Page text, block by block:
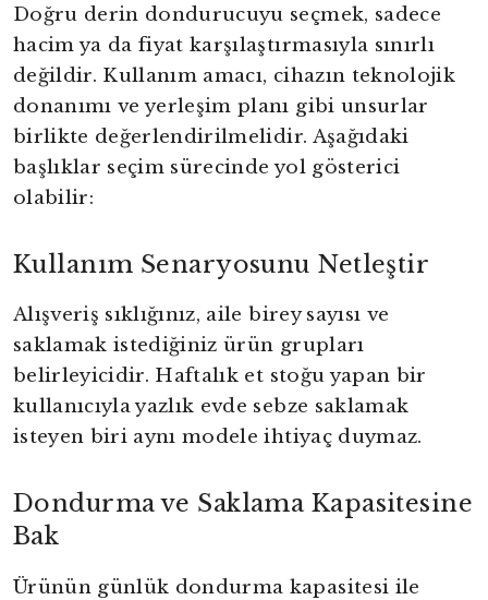
Doğru derin dondurucuyu seçmek, sadece
hacim ya da fiyat karşılaştırmasıyla sınırlı
değildir. Kullanım amacı, cihazın teknolojik
donanımı ve yerleşim planı gibi unsurlar
birlikte değerlendirilmelidir. Aşağıdaki
başlıklar seçim sürecinde yol gösterici
olabilir:
Kullanım Senaryosunu Netleştir
Alışveriş sıklığınız, aile birey sayısı ve
saklamak istediğiniz ürün grupları
belirleyicidir. Haftalık et stoğu yapan bir
kullanıcıyla yazlık evde sebze saklamak
isteyen biri aynı modele ihtiyaç duymaz.
Dondurma ve Saklama Kapasitesine
Bak
Ürünün günlük dondurma kapasitesi ile